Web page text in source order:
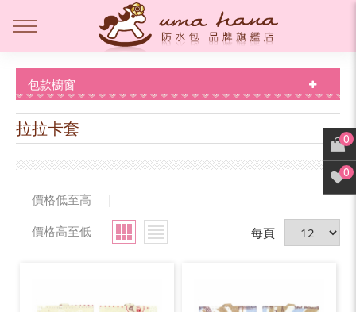
包款櫥窗
拉拉卡套
價格低至高
|
價格高至低
每頁
0
0